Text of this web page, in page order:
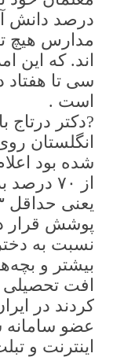
درصد دانش
مدارس هیچ
اند. که این
سی تا
است .
?دکتر درتاج
انگلستان
شده بود
از ۷۰
پوشش قرار
نسبت به
افت تحصیلی
عضو سامانه
اینترنت و